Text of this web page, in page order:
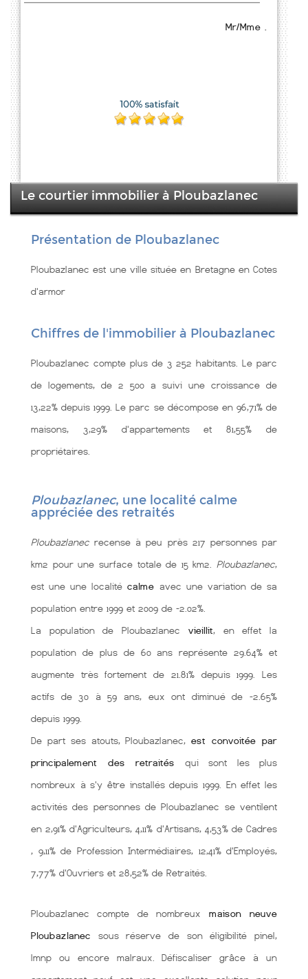
Mr/Mme .
Le courtier immobilier à Ploubazlanec
Présentation de Ploubazlanec
Ploubazlanec est une ville située en Bretagne en Cotes
d'armor
Chiffres de l'immobilier à Ploubazlanec
Ploubazlanec compte plus de 3 252 habitants. Le parc
de logements, de 2 500 a suivi une croissance de
13,22% depuis 1999. Le parc se décompose en 96,71% de
maisons, 3,29% d'appartements et 81,55% de
propriétaires.
Ploubazlanec, une localité calme
appréciée des retraités
Ploubazlanec recense à peu près 217 personnes par
km2 pour une surface totale de 15 km2. Ploubazlanec,
est une une localitécalme avec une variation de sa
population entre 1999 et 2009 de -2.02%.
La population de Ploubazlanec vieillit, en effet la
population de plus de 60 ans représente 29.64% et
augmente très fortement de 21.81% depuis 1999. Les
actifs de 30 à 59 ans, eux ont diminué de -2.65%
depuis 1999.
De part ses atouts, Ploubazlanec,est convoitée par
principalement des retraités qui sont les plus
nombreux à s'y être installés depuis 1999. En effet les
activités des personnes de Ploubazlanec se ventilent
en 2,91% d'Agriculteurs, 4,11% d'Artisans, 4,53% de Cadres
, 9,11% de Profession Intermédiaires, 12,41% d'Employés,
7,77% d'Ouvriers et 28,52% de Retraités.
Ploubazlanec compte de nombreux maison neuve
Ploubazlanec sous réserve de son éligibilité pinel,
lmnp ou encore malraux. Défiscaliser grâce à un